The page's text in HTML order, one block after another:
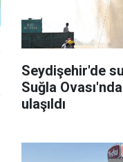
Seydişehir'de
Suğla
ulaşıldı